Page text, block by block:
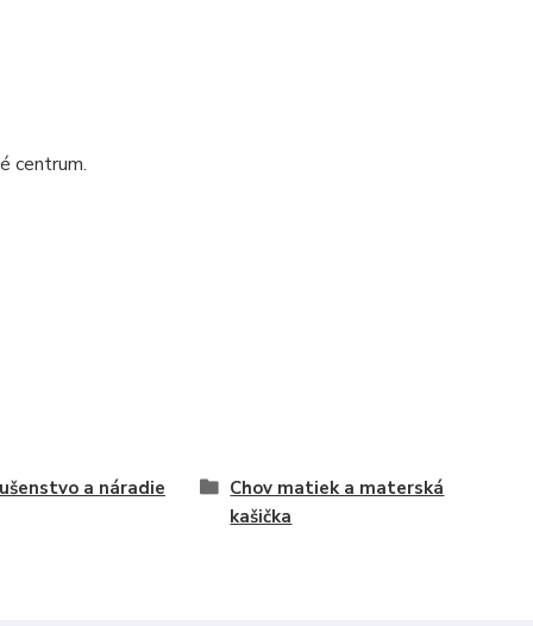
centrum.
a náradie
Chov matiek a materská
kašička